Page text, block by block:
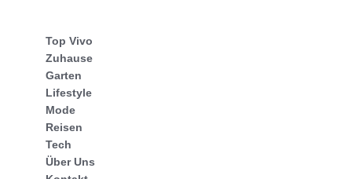
Top Vivo
Zuhause
Garten
Lifestyle
Mode
Reisen
Tech
Über Uns